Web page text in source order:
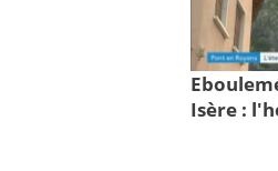
Isère :